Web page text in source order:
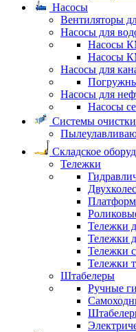
Насосы
Вентиляторы
Насосы для
Насосы
Насосы
Насосы для
Насосы для
Насосы
Системы очистки
Складское
Тележки
Тележки
Тележки
Тележки
Тележки
Штабелеры
Ручные